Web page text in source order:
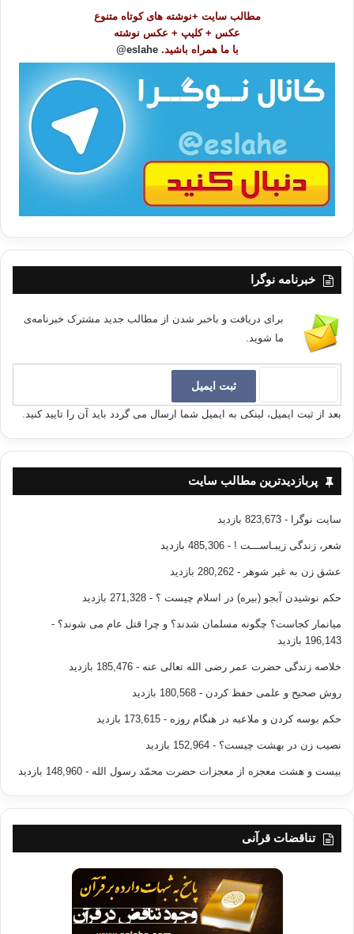
مطالب سایت +نوشته های کوتاه متنوع
عکس + کلیپ + عکس نوشته
با ما همراه باشید. eslahe@
خبرنامه نوگرا
برای دریافت و باخبر شدن از مطالب جدید مشترک خبرنامه‌ی
ما شوید.
بعد از ثبت ایمیل، لینکی به ایمیل شما ارسال می گردد باید آن را تایید کنید.
پربازدیدترین مطالب سایت
سایت نوگرا - 823,673 بازدید
شعر، زندگی زیبـاســـت ! - 485,306 بازدید
عشق زن به غیر شوهر - 280,262 بازدید
حکم نوشیدن آبجو (بیره) در اسلام چیست ؟ - 271,328 بازدید
میانمار کجاست؟ چگونه مسلمان شدند؟ و چرا قتل عام می شوند؟ -
196,143 بازدید
خلاصه زندگی حضرت عمر رضی الله تعالی عنه - 185,476 بازدید
روش صحیح و علمی حفظ کردن - 180,568 بازدید
حکم بوسه کردن و ملاعبه در هنگام روزه - 173,615 بازدید
نصیب زن در بهشت چیست؟ - 152,964 بازدید
بیست و هشت معجزه از معجزات حضرت محمّد رسول الله - 148,960 بازدید
تناقضات قرآنی